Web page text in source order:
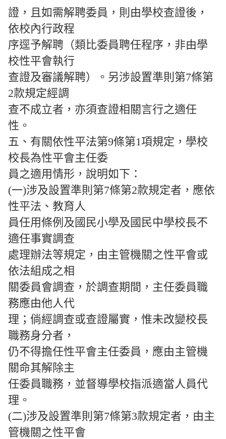
證，且如需解聘委員，則由學校查證後，
依校內行政程
序逕予解聘（類比委員聘任程序，非由學
校性平會執行
查證及審議解聘）。另涉設置準則第7條第
2款規定經調
查不成立者，亦須查證相關言行之適任
性。
五、有關依性平法第9條第1項規定，學校
校長為性平會主任委
員之適用情形，說明如下：
(一)涉及設置準則第7條第2款規定者，應依
性平法、教育人
員任用條例及國民小學及國民中學校長不
適任事實調查
處理辦法等規定，由主管機關之性平會或
依法組成之相
關委員會調查，於調查期間，主任委員職
務應由他人代
理；倘經調查或查證屬實，惟未改變校長
職務身分者，
仍不得擔任性平會主任委員，應由主管機
關命其解除主
任委員職務，並督導學校指派適當人員代
理。
(二)涉及設置準則第7條第3款規定者，由主
管機關之性平會